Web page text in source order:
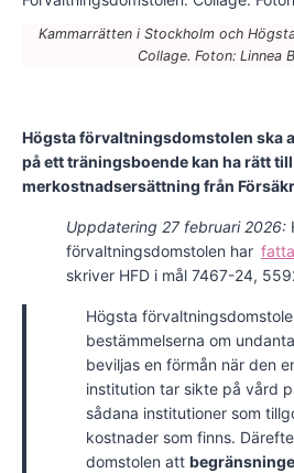
Kammarrätten i Stockholm och
Collage. Foton: Linnea
Högsta förvaltningsdomstolen ska
på ett träningsboende kan ha rätt till
merkostnadsersättning från
Uppdatering 27 februari 2026:
förvaltningsdomstolen har
skriver HFD i mål 7467-24,
Högsta
bestämmelserna om
beviljas en förmån när den
institution tar sikte på vård
sådana institutioner som
kostnader som finns.
domstolen att